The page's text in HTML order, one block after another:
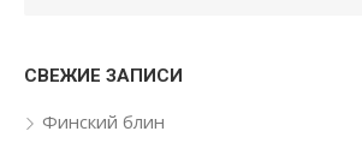
СВЕЖИЕ ЗАПИСИ
Финский блин